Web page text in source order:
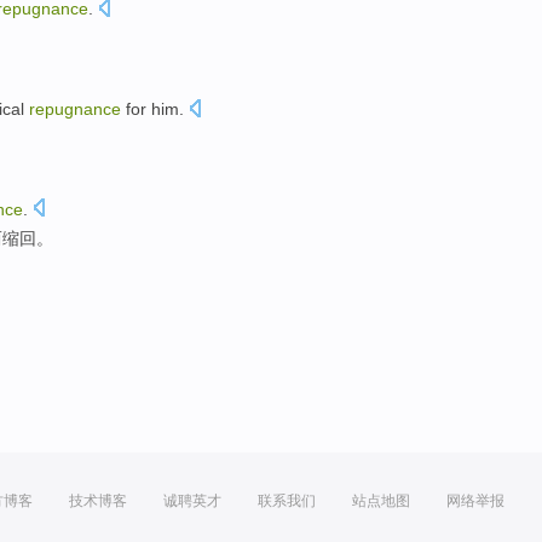
repugnance for him
回。
博客 技术博客 诚聘英才 联系我们 站点地图 网络举报